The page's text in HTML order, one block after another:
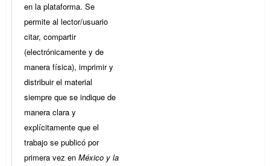
en la plataforma. Se
permite al lector/usuario
citar, compartir
(electrónicamente y de
manera física), imprimir y
distribuir el material
siempre que se indique de
manera clara y
explícitamente que el
trabajo se publicó por
primera vez en México y la